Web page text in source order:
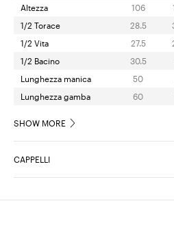
Altezza
106
1/2 Torace
28.5
1/2 Vita
27.5
1/2 Bacino
30.5
Lunghezza manica
50
Lunghezza gamba
60
SHOW MORE
CAPPELLI